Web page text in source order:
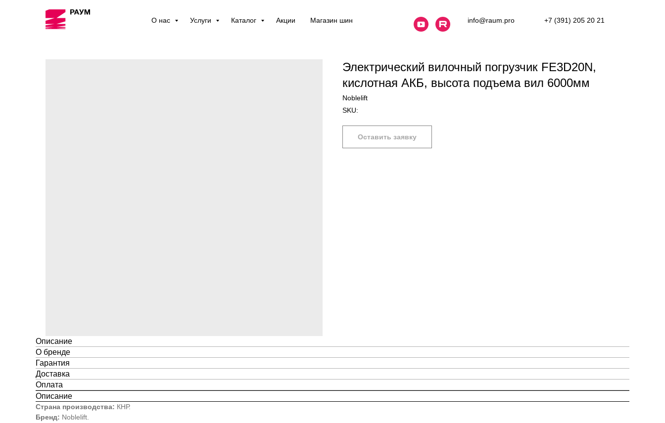
О нас Услуги Каталог Акции Магазин шин info@raum.pro +7 (391) 205 20 21
Электрический вилочный погрузчик FE3D20N,
кислотная АКБ, высота подъема вил 6000мм
Noblelift
SKU:
Оставить заявку
Описание
О бренде
Гарантия
Доставка
Оплата
Описание
Страна производства: КНР.
Бренд: Noblelift.